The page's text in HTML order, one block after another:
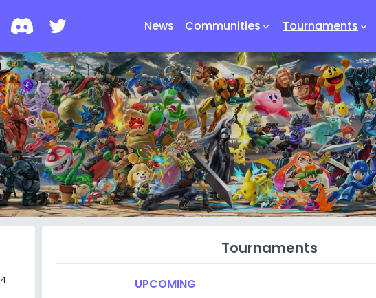
News Communities keyboard_arrow_down Tournaments keyboard_arrow_down
4
Tournaments
UPCOMING